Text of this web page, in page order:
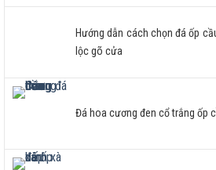
Hướng dẫn cách chọn đá ốp
lộc gõ cửa
Đá hoa cương đen cổ trắng ốp